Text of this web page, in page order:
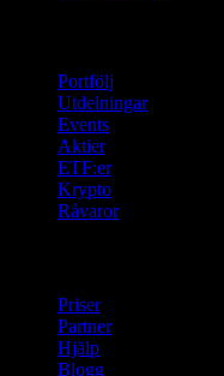
Portfölj
Utdelningar
Events
Aktier
ETF:er
Krypto
Råvaror
Priser
Partner
Hjälp
Blogg